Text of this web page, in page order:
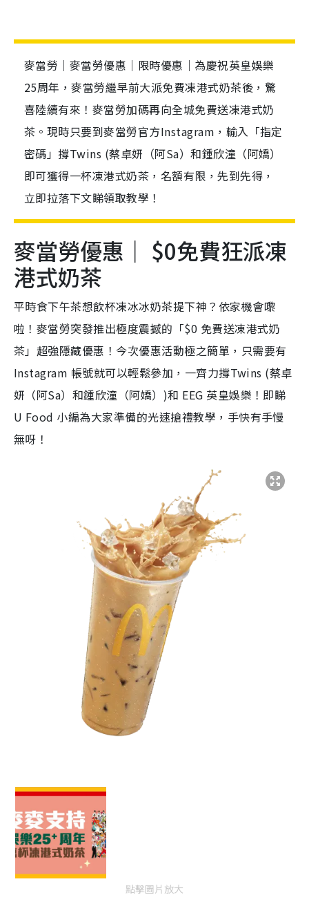
麥當勞｜麥當勞優惠｜限時優惠｜為慶祝英皇娛樂
25周年，麥當勞繼早前大派免費凍港式奶茶後，驚
喜陸續有來！麥當勞加碼再向全城免費送凍港式奶
茶。現時只要到麥當勞官方Instagram，輸入「指定
密碼」撐Twins (蔡卓妍（阿Sa）和鍾欣潼（阿嬌）
即可獲得一杯凍港式奶茶，名額有限，先到先得，
立即拉落下文睇領取教學！
麥當勞優惠｜ $0免費狂派凍
港式奶茶
平時食下午茶想飲杯凍冰冰奶茶提下神？依家機會嚟
啦！麥當勞突發推出極度震撼的「$0 免費送凍港式奶
茶」超強隱藏優惠！今次優惠活動極之簡單，只需要有
Instagram 帳號就可以輕鬆參加，一齊力撐Twins (蔡卓
妍（阿Sa）和鍾欣潼（阿嬌）)和 EEG 英皇娛樂！即睇
U Food 小編為大家準備的光速搶禮教學，手快有手慢
無呀！
點擊圖片放大